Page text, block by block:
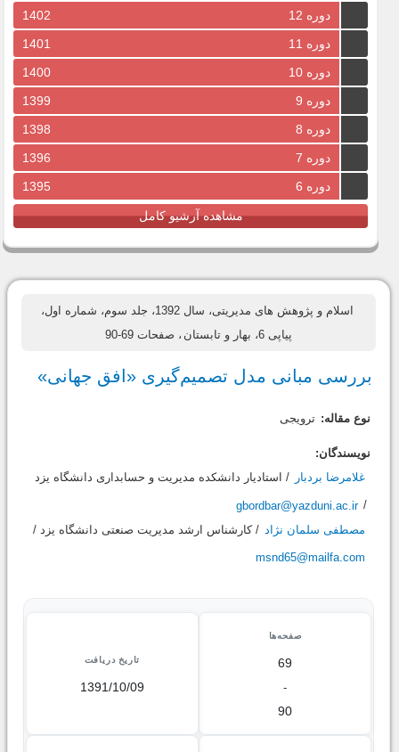
دوره 12
1402
دوره 11
1401
دوره 10
1400
دوره 9
1399
دوره 8
1398
دوره 7
1396
دوره 6
1395
مشاهده آرشیو کامل
اسلام و پژوهش های مدیریتی، سال 1392، جلد سوم، شماره اول،
پیاپی 6، بهار و تابستان
، صفحات 69-90
بررسی مبانی مدل تصمیم‌گیری «افق جهانی»
نوع مقاله: ترویجی
نویسندگان:
غلامرضا بردبار
/ استادیار دانشکده مدیریت و حسابداری دانشگاه یزد
/
gbordbar@yazduni.ac.ir
مصطفی سلمان نژاد / کارشناس ارشد مدیریت صنعتی دانشگاه یزد /
msnd65@mailfa.com
صفحه‌ها
69
-
90
تاریخ دریافت
1391/10/09